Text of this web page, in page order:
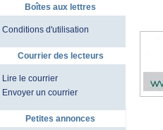
Boîtes aux lettres
Conditions d'utilisation
Courrier des lecteurs
Lire le courrier
Envoyer un courrier
Petites annonces